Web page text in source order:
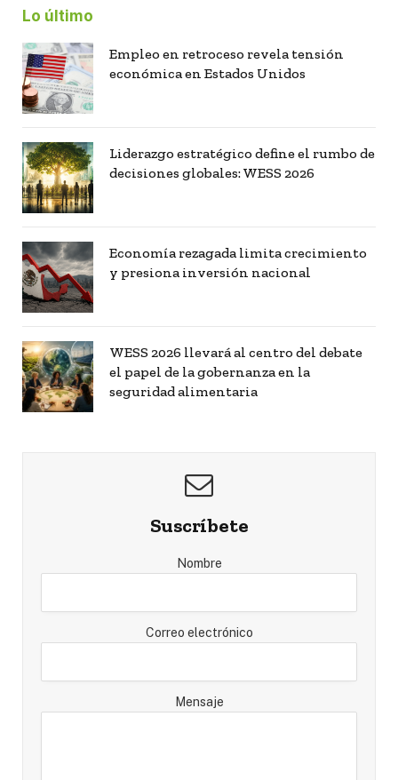
Lo último
Empleo en retroceso revela tensión
económica en Estados Unidos
Liderazgo estratégico define el rumbo de
decisiones globales: WESS 2026
Economía rezagada limita crecimiento
y presiona inversión nacional
WESS 2026 llevará al centro del debate
el papel de la gobernanza en la
seguridad alimentaria
Suscríbete
Nombre
Correo electrónico
Mensaje